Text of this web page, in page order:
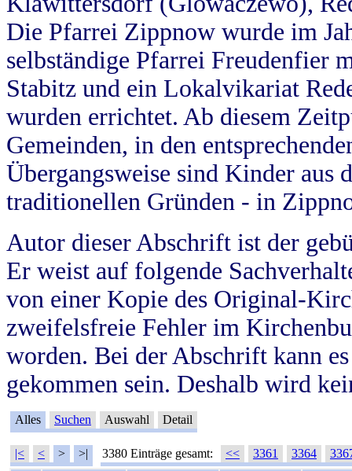
Die Pfarrei Zippnow wurde im
selbständige Pfarrei Freudenfier
Stabitz und ein Lokalvikariat
wurden errichtet. Ab diesem
Gemeinden, in den
Übergangsweise sind Kinder aus
traditionellen Gründen - in
Autor dieser Abschrift ist der
Er weist auf folgende
von einer Kopie des Original-
zweifelsfreie Fehler im
worden. Bei der Abschrift kann
gekommen sein. Deshalb wird
Alles Suchen Auswahl Detail
|< < > >| 3380 Einträge gesamt: << 3361 3364